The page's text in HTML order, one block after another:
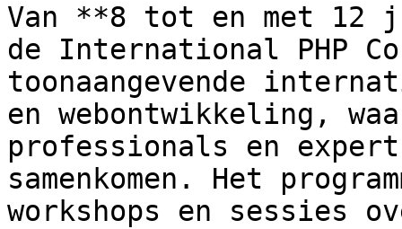
Van **8 tot en met
de International PHP
toonaangevende
en webontwikkeling,
professionals en
samenkomen. Het
workshops en sessies